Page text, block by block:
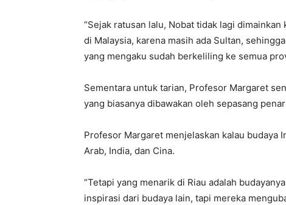
“Sejak ratusan lalu, Nobat tidak lagi
di Malaysia, karena masih ada Sultan,
yang mengaku sudah berkeliling ke semua
Sementara untuk tarian, Profesor Margaret
yang biasanya dibawakan oleh sepasang
Profesor Margaret menjelaskan kalau budaya
Arab, India, dan Cina.
“Tetapi yang menarik di Riau adalah
inspirasi dari budaya lain, tapi mereka